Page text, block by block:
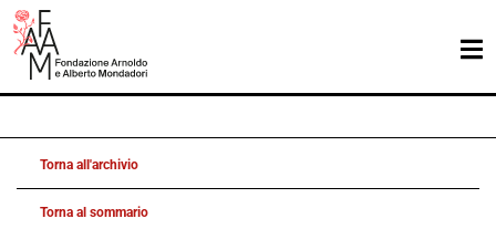
Torna all'archivio
Torna al sommario